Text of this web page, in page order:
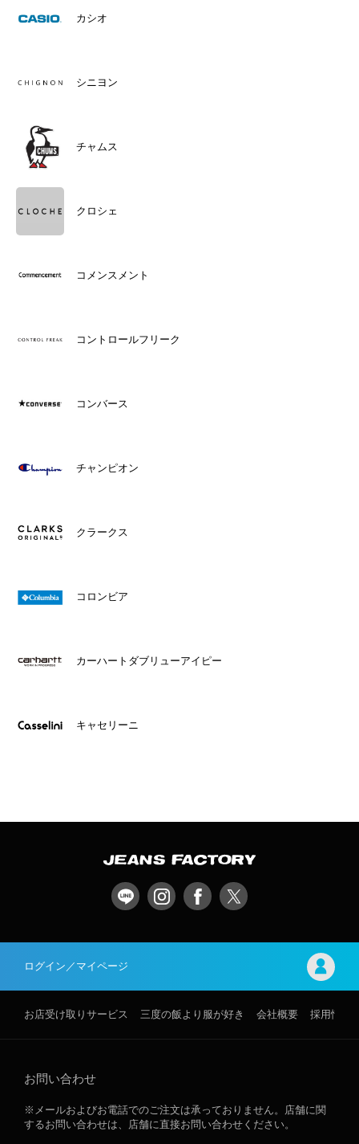
カシオ
シニヨン
チャムス
クロシェ
コメンスメント
コントロールフリーク
コンバース
チャンピオン
クラークス
コロンビア
カーハートダブリューアイピー
キャセリーニ
ログイン／マイページ
お店受け取りサービス 三度の飯より服が好き 会社概要 採用情報
お問い合わせ
※メールおよびお電話でのご注文は承っておりません。店舗に関
するお問い合わせは、店舗に直接お問い合わせください。